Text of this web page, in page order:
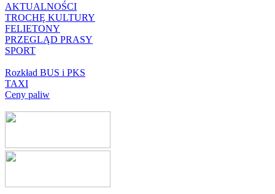
AKTUALNOŚCI
TROCHĘ KULTURY
FELIETONY
PRZEGLĄD PRASY
SPORT
Rozkład BUS i PKS
TAXI
Ceny paliw